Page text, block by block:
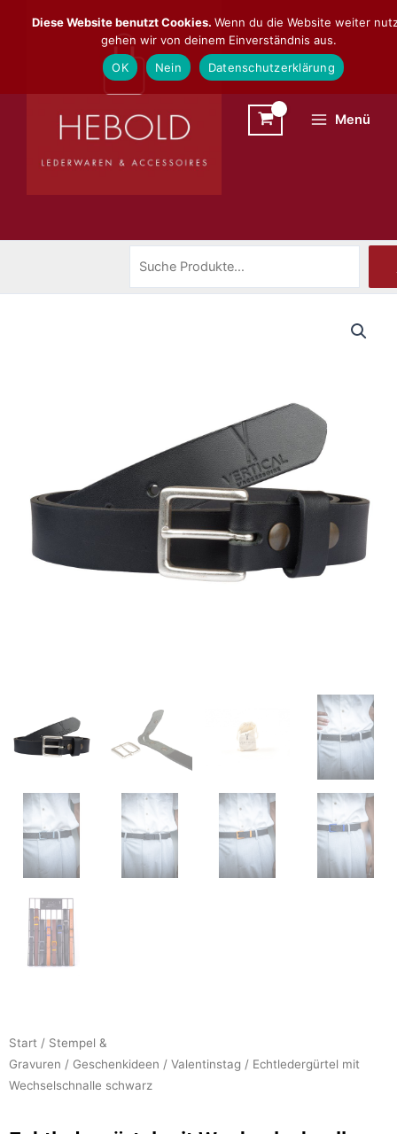
Inhalt
Menü
Start / Stempel &
Gravuren / Geschenkideen / Valentinstag / Echtledergürtel mit
Wechselschnalle schwarz
Diese Website benutzt Cookies. Wenn du die Website weiter
gehen wir von deinem Einverständnis aus.
OK
Nein Datenschutzerklärung